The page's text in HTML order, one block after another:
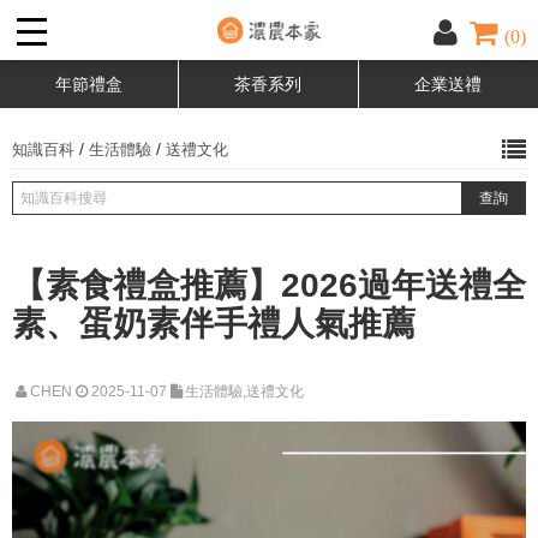
(0)
年節禮盒 茶香系列 企業送禮
知識百科 / 生活體驗 / 送禮文化
【素食禮盒推薦】2026過年送禮全
素、蛋奶素伴手禮人氣推薦
CHEN 2025-11-07 生活體驗,送禮文化